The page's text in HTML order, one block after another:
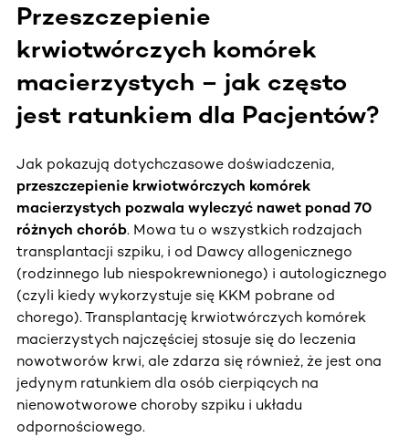
Przeszczepienie
krwiotwórczych komórek
macierzystych – jak często
jest ratunkiem dla Pacjentów?
Jak pokazują dotychczasowe doświadczenia,
przeszczepienie krwiotwórczych komórek
macierzystych pozwala wyleczyć nawet ponad 70
różnych chorób. Mowa tu o wszystkich rodzajach
transplantacji szpiku, i od Dawcy allogenicznego
(rodzinnego lub niespokrewnionego) i autologicznego
(czyli kiedy wykorzystuje się KKM pobrane od
chorego). Transplantację krwiotwórczych komórek
macierzystych najczęściej stosuje się do leczenia
nowotworów krwi, ale zdarza się również, że jest ona
jedynym ratunkiem dla osób cierpiących na
nienowotworowe choroby szpiku i układu
odpornościowego.